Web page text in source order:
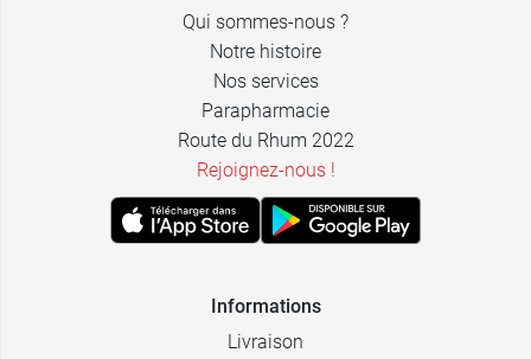
Qui sommes-nous ?
Notre histoire
Nos services
Parapharmacie
Route du Rhum 2022
Rejoignez-nous !
Informations
Livraison